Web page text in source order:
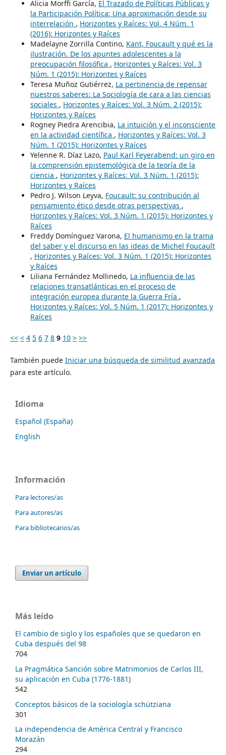
Alicia Morffi García, El Trazado de Políticas Públicas y
la Participación Política: Una aproximación desde su
interrelación , Horizontes y Raíces: Vol. 4 Núm. 1
(2016): Horizontes y Raíces
Madelayne Zorrilla Contino, Kant, Foucault y qué es la
ilustración. De los apuntes adolescentes a la
preocupación filosófica , Horizontes y Raíces: Vol. 3
Núm. 1 (2015): Horizontes y Raíces
Teresa Muñoz Gutiérrez, La pertinencia de repensar
nuestros saberes: La Sociología de cara a las ciencias
sociales , Horizontes y Raíces: Vol. 3 Núm. 2 (2015):
Horizontes y Raíces
Rogney Piedra Arencibia, La intuición y el inconsciente
en la actividad científica , Horizontes y Raíces: Vol. 3
Núm. 1 (2015): Horizontes y Raíces
Yelenne R. Díaz Lazo, Paul Karl Feyerabend: un giro en
la comprensión epistemológica de la teoría de la
ciencia , Horizontes y Raíces: Vol. 3 Núm. 1 (2015):
Horizontes y Raíces
Pedro J. Wilson Leyva, Foucault: su contribución al
pensamiento ético desde otras perspectivas ,
Horizontes y Raíces: Vol. 3 Núm. 1 (2015): Horizontes y
Raíces
Freddy Domínguez Varona, El humanismo en la trama
del saber y el discurso en las ideas de Michel Foucault
, Horizontes y Raíces: Vol. 3 Núm. 1 (2015): Horizontes
y Raíces
Liliana Fernández Mollinedo, La influencia de las
relaciones transatlánticas en el proceso de
integración europea durante la Guerra Fría ,
Horizontes y Raíces: Vol. 5 Núm. 1 (2017): Horizontes y
Raíces
<< < 4 5 6 7 8 9 10 > >>
También puede Iniciar una búsqueda de similitud avanzada
para este artículo.
Idioma
Español (España)
English
Información
Para lectores/as
Para autores/as
Para bibliotecarios/as
Enviar un artículo
Más leído
El cambio de siglo y los españoles que se quedaron en
Cuba después del 98
704
La Pragmática Sanción sobre Matrimonios de Carlos III,
su aplicación en Cuba (1776-1881)
542
Conceptos básicos de la sociología schütziana
301
La independencia de América Central y Francisco
Morazán
294